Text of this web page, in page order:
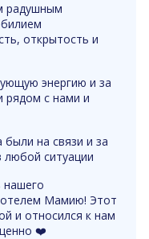
радушным
открытость и
энергию и за
рядом с нами и
были на связи и за
ситуации
нашего
Мамию! Этот
и относился к нам
❤️